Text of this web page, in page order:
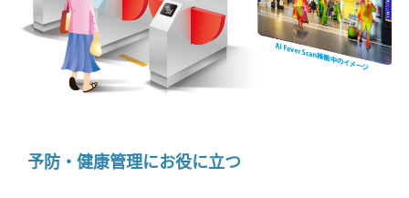
予防・健康管理にお役に立つ